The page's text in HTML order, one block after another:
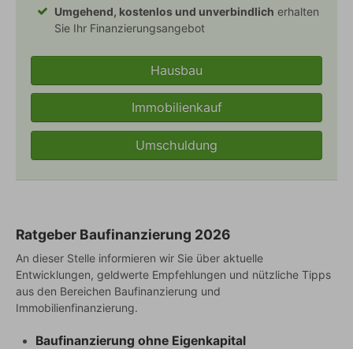
Umgehend, kostenlos und unverbindlich erhalten
Sie Ihr Finanzierungsangebot
Hausbau
Immobilienkauf
Umschuldung
Ratgeber Baufinanzierung 2026
An dieser Stelle informieren wir Sie über aktuelle
Entwicklungen, geldwerte Empfehlungen und nützliche Tipps
aus den Bereichen Baufinanzierung und
Immobilienfinanzierung.
Baufinanzierung ohne Eigenkapital